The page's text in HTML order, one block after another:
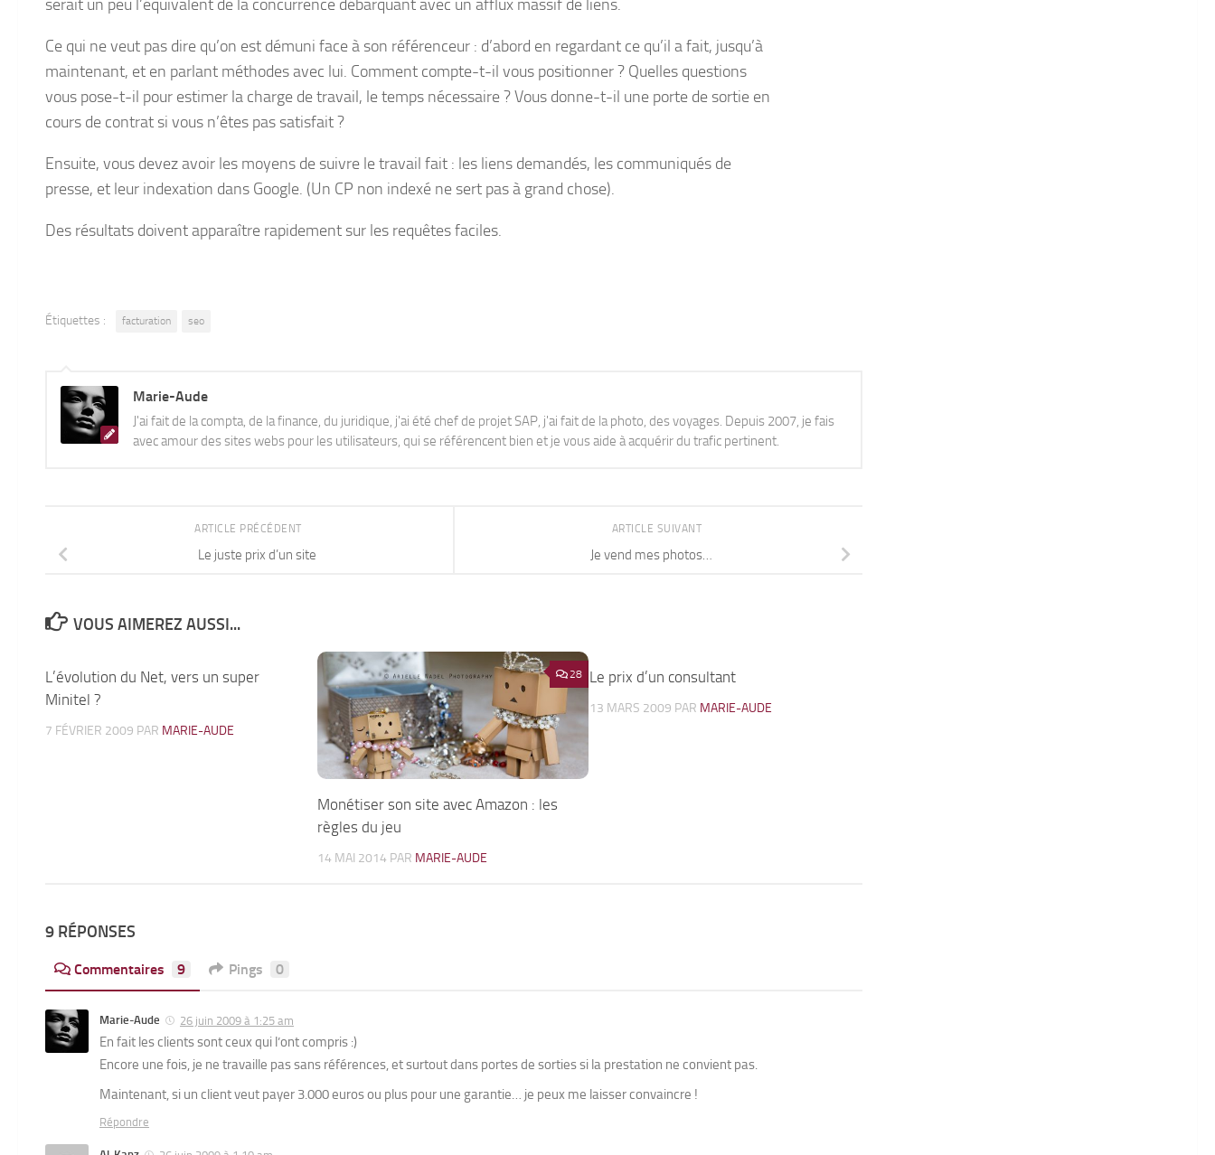
serait un peu l’équivalent de la concurrence débarquant avec un afflux massif de liens.
Ce qui ne veut pas dire qu’on est démuni face à son référenceur : d’abord en regardant ce qu’il a fait, jusqu’à
maintenant, et en parlant méthodes avec lui. Comment compte-t-il vous positionner ? Quelles questions
vous pose-t-il pour estimer la charge de travail, le temps nécessaire ? Vous donne-t-il une porte de sortie en
cours de contrat si vous n’êtes pas satisfait ?
Ensuite, vous devez avoir les moyens de suivre le travail fait : les liens demandés, les communiqués de
presse, et leur indexation dans Google. (Un CP non indexé ne sert pas à grand chose).
Des résultats doivent apparaître rapidement sur les requêtes faciles.
Étiquettes : facturation seo
Marie-Aude
J'ai fait de la compta, de la finance, du juridique, j'ai été chef de projet SAP, j'ai fait de la photo, des voyages. Depuis 2007, je fais
avec amour des sites webs pour les utilisateurs, qui se référencent bien et je vous aide à acquérir du trafic pertinent.
ARTICLE SUIVANT
Je vend mes photos…
ARTICLE PRÉCÉDENT
Le juste prix d’un site
VOUS AIMEREZ AUSSI...
L’évolution du Net, vers un super
Minitel ?
7 FÉVRIER 2009 PAR MARIE-AUDE
28
Monétiser son site avec Amazon : les
règles du jeu
14 MAI 2014 PAR MARIE-AUDE
Le prix d’un consultant
13 MARS 2009 PAR MARIE-AUDE
9 RÉPONSES
Commentaires 9 Pings 0
Marie-Aude 26 juin 2009 à 1:25 am
En fait les clients sont ceux qui l’ont compris :)
Encore une fois, je ne travaille pas sans références, et surtout dans portes de sorties si la prestation ne convient pas.
Maintenant, si un client veut payer 3.000 euros ou plus pour une garantie… je peux me laisser convaincre !
Répondre